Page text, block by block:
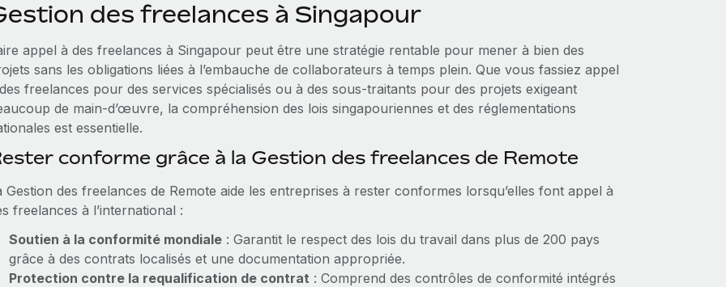
des freelances à Singapour
appel à des freelances à Singapour peut être une stratégie rentable pour mener à bien des
sans les obligations liées à l’embauche de collaborateurs à temps plein. Que vous fassiez appel
freelances pour des services spécialisés ou à des sous-traitants pour des projets exigeant
de main-d’œuvre, la compréhension des lois singapouriennes et des réglementations
est essentielle.
conforme grâce à la Gestion des freelances de Remote
Gestion des freelances de Remote aide les entreprises à rester conformes lorsqu’elles font appel à
freelances à l’international :
Soutien à la conformité mondiale: Garantit le respect des lois du travail dans plus de 200 pays
grâce à des contrats localisés et une documentation appropriée.
Protection contre la requalification de contrat : Comprend des contrôles de conformité intégrés